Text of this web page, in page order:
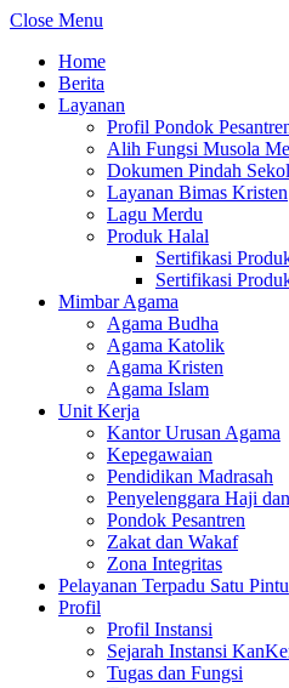
Close Menu
Home
Berita
Layanan
Profil Pondok
Alih Fungsi Musola
Dokumen Pindah
Layanan Bimas Kristen
Lagu Merdu
Produk Halal
Sertifikasi
Sertifikasi
Mimbar Agama
Agama Budha
Agama Katolik
Agama Kristen
Agama Islam
Unit Kerja
Kantor Urusan Agama
Kepegawaian
Pendidikan Madrasah
Penyelenggara Haji
Pondok Pesantren
Zakat dan Wakaf
Zona Integritas
Pelayanan Terpadu Satu Pintu
Profil
Profil Instansi
Sejarah Instansi
Tugas dan Fungsi